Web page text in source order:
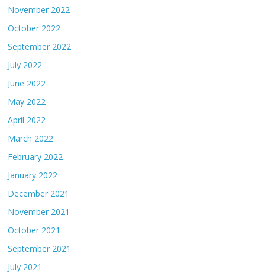
November 2022
October 2022
September 2022
July 2022
June 2022
May 2022
April 2022
March 2022
February 2022
January 2022
December 2021
November 2021
October 2021
September 2021
July 2021